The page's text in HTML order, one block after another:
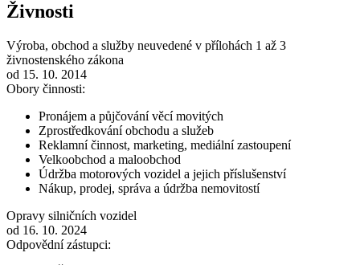
Živnosti
Výroba, obchod a služby neuvedené v přílohách 1 až 3
živnostenského zákona
od 15. 10. 2014
Obory činnosti:
Pronájem a půjčování věcí movitých
Zprostředkování obchodu a služeb
Reklamní činnost, marketing, mediální zastoupení
Velkoobchod a maloobchod
Údržba motorových vozidel a jejich příslušenství
Nákup, prodej, správa a údržba nemovitostí
Opravy silničních vozidel
od 16. 10. 2024
Odpovědní zástupci: